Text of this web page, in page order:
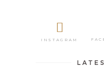
INSTAGRAM